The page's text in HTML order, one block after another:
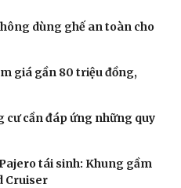
dùng ghế an toàn cho
giá gần 80 triệu đồng,
cư cần đáp ứng những quy
tái sinh: Khung gầm
Cruiser